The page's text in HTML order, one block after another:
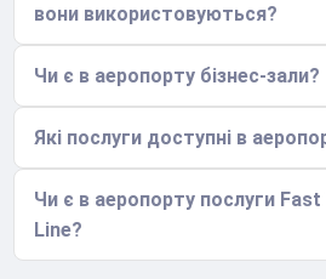
вони використовуються?
Чи є в аеропорту бізнес-зали?
Які послуги доступні в
Чи є в аеропорту послуги
Line?